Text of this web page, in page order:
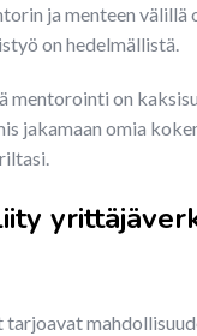
ja menteen välillä
on hedelmällistä.
mentorointi on
jakamaan omia